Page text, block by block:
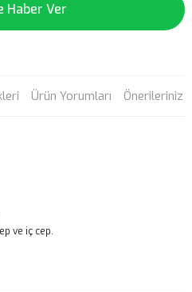
Haber Ver
Ürün Yorumları Önerileriniz
ve iç cep.